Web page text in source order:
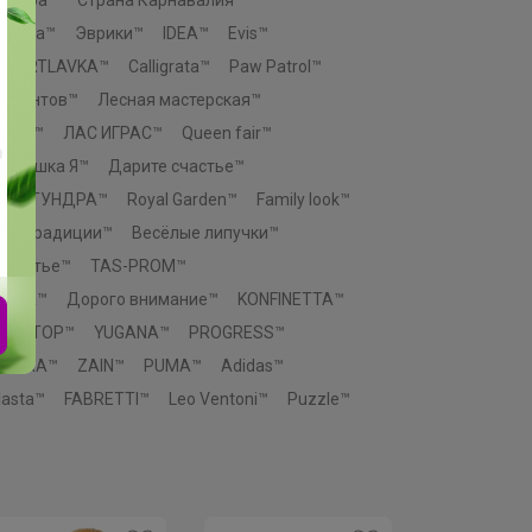
Эврики™ IDEA™
Evis™
ARTLAVKA™ Calligrata™
Paw Patrol™
Лесная мастерская™
ЛАС ИГРАС™
Queen fair™
Крошка Я™
Дарите счастье™
ТУНДРА™ Royal Garden™
Family look™
традиции™
Весёлые липучки™
TAS-PROM™
Дорого внимание™
KONFINETTA™
ONLITOP™ YUGANA™
PROGRESS™
ZAIN™ PUMA™
Adidas™
FABRETTI™ Leo Ventoni™
Puzzle™